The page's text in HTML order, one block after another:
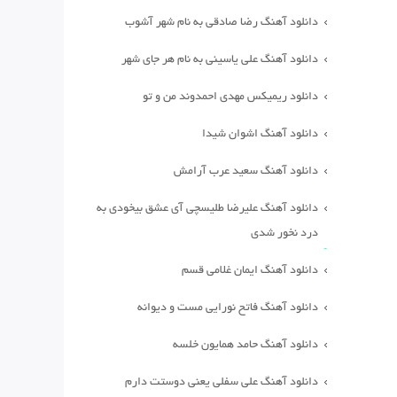
دانلود آهنگ رضا صادقی به نام شهر آشوب
دانلود آهنگ علی یاسینی به نام هر جای شهر
دانلود ریمیکس مهدی احمدوند من و تو
دانلود آهنگ اشوان شیدا
دانلود آهنگ سعید عرب آرامش
دانلود آهنگ علیرضا طلیسچی آی عشق بیخودی به
درد نخور شدی
دانلود آهنگ ایمان غلامی قسم
دانلود آهنگ فاتح نورایی مست و دیوانه
دانلود آهنگ حامد همایون خلسه
دانلود آهنگ علی سفلی یعنی دوستت دارم